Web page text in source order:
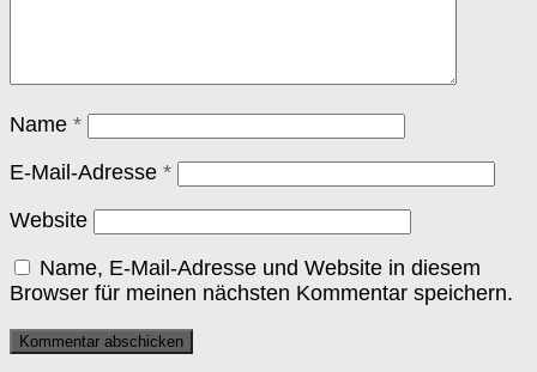
Name *
E-Mail-Adresse *
Website
Name, E-Mail-Adresse und Website in diesem
Browser für meinen nächsten Kommentar speichern.